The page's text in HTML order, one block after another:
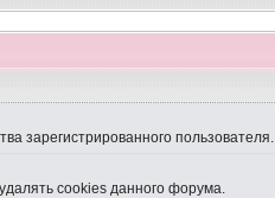
зарегистрированного пользователя.
cookies данного форума.